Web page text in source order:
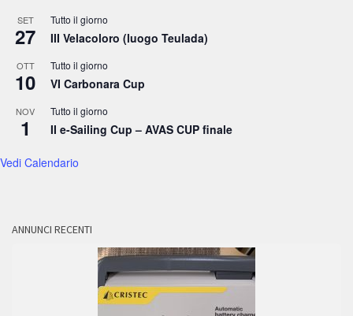
SET
27
Tutto il giorno
III Velacoloro (luogo Teulada)
OTT
10
Tutto il giorno
VI Carbonara Cup
NOV
1
Tutto il giorno
II e-Sailing Cup – AVAS CUP finale
Vedi Calendario
ANNUNCI RECENTI